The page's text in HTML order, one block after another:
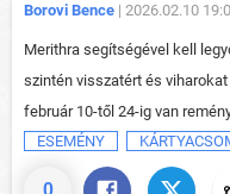
0
Borovi Bence | 2026.02.10
Merithra segítségével kell
szintén visszatért és
február 10-től 24-ig van
ESEMÉNY